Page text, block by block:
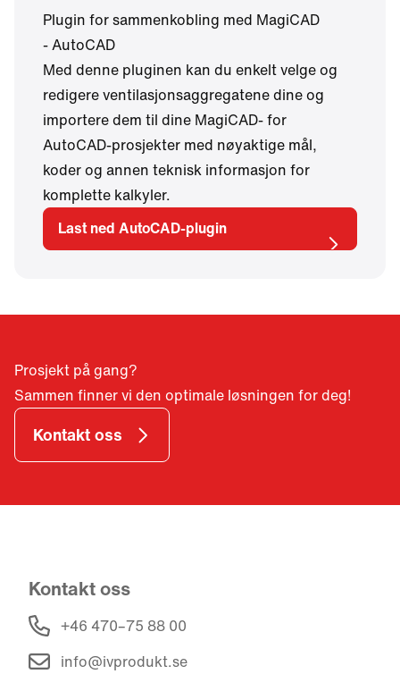
Plugin for sammenkobling med MagiCAD
- AutoCAD
Med denne pluginen kan du enkelt velge og
redigere ventilasjonsaggregatene dine og
importere dem til dine MagiCAD- for
AutoCAD-prosjekter med nøyaktige mål,
koder og annen teknisk informasjon for
komplette kalkyler.
Last ned AutoCAD-plugin
Prosjekt på gang?
Sammen finner vi den optimale løsningen for deg!
Kontakt oss
Kontakt oss
+46 470–75 88 00
info@ivprodukt.se